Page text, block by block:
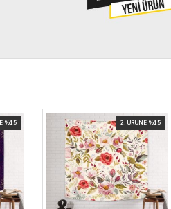
%15 2. ÜRÜNE %15